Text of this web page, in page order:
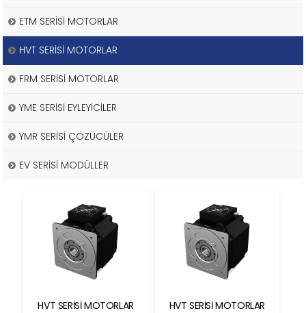
ETM SERİSİ MOTORLAR
HVT SERİSİ MOTORLAR
FRM SERİSİ MOTORLAR
YME SERİSİ EYLEYİCİLER
YMR SERİSİ ÇÖZÜCÜLER
EV SERİSİ MODÜLLER
HVT SERİSİ MOTORLAR HVT SERİSİ MOTORLAR